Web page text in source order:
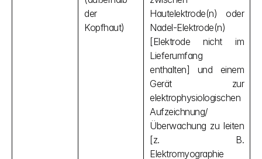
der
Kopfhaut)
Hautelektrode(n) oder
Nadel-Elektrode(n)
[Elektrode nicht im
Lieferumfang
enthalten] und einem
Gerät zur
elektrophysiologischen
Aufzeichnung/
Überwachung zu leiten
[z. B.
Elektromyographie